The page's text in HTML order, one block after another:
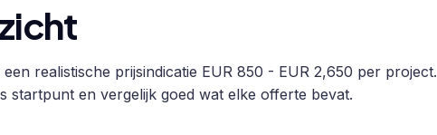
realistische prijsindicatie EUR 850 - EUR 2,650 per project.
startpunt en vergelijk goed wat elke offerte bevat.